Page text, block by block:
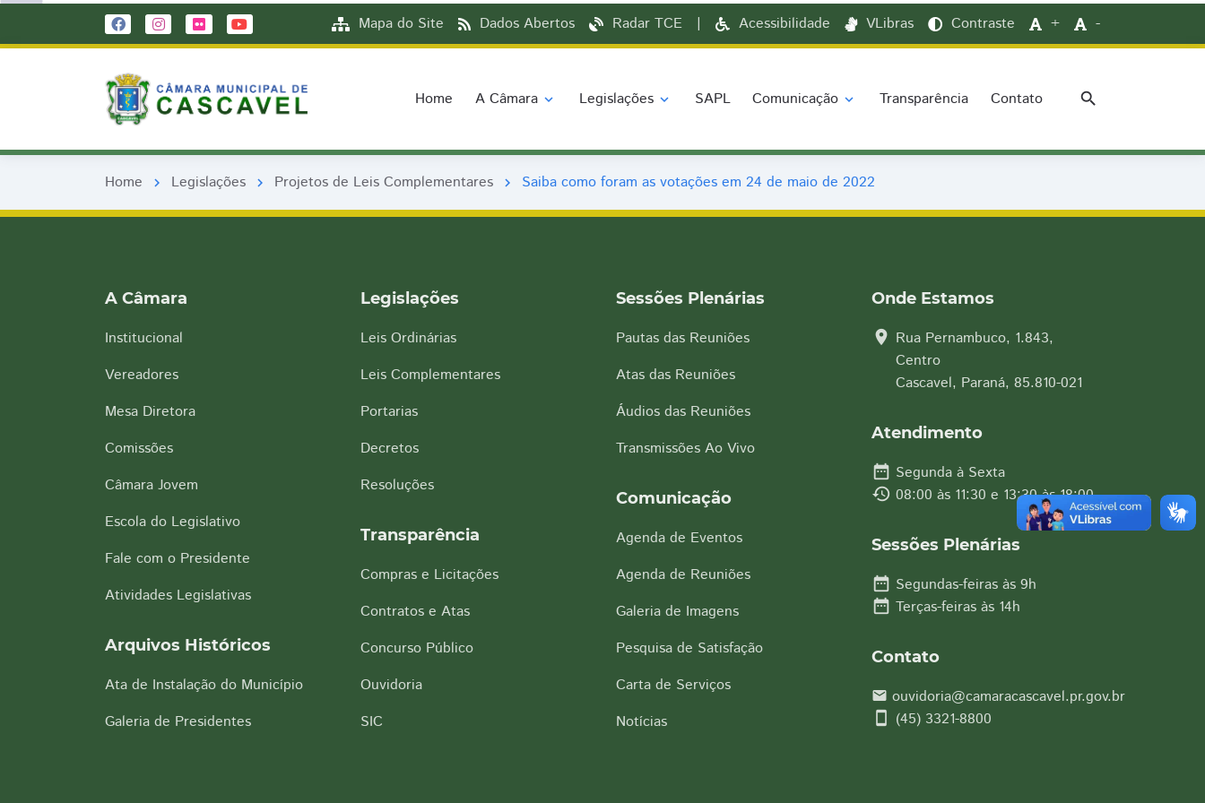
Mapa do Site Dados Abertos Radar TCE | Acessibilidade VLibras Contraste + -
Home A Câmara expand_more Legislações expand_more SAPL Comunicação expand_more Transparência Contato search
Home chevron_right Legislações chevron_right Projetos de Leis Complementares chevron_right Saiba como foram as votações em 24 de maio de 2022
A Câmara
Institucional
Vereadores
Mesa Diretora
Comissões
Câmara Jovem
Escola do Legislativo
Fale com o Presidente
Atividades Legislativas
Arquivos Históricos
Ata de Instalação do Município
Galeria de Presidentes
Legislações
Leis Ordinárias
Leis Complementares
Portarias
Decretos
Resoluções
Transparência
Compras e Licitações
Contratos e Atas
Concurso Público
Ouvidoria
SIC
Sessões Plenárias
Pautas das Reuniões
Atas das Reuniões
Áudios das Reuniões
Transmissões Ao Vivo
Comunicação
Agenda de Eventos
Agenda de Reuniões
Galeria de Imagens
Pesquisa de Satisfação
Carta de Serviços
Notícias
Onde Estamos
location_on Rua Pernambuco, 1.843,
Centro
Cascavel, Paraná, 85.810-021
Atendimento
date_range Segunda à Sexta
history 08:00 às 11:30 e 13:30 às 18:00
Sessões Plenárias
date_range Segundas-feiras às 9h
date_range Terças-feiras às 14h
Contato
email ouvidoria@camaracascavel.pr.gov.br
smartphone (45) 3321-8800